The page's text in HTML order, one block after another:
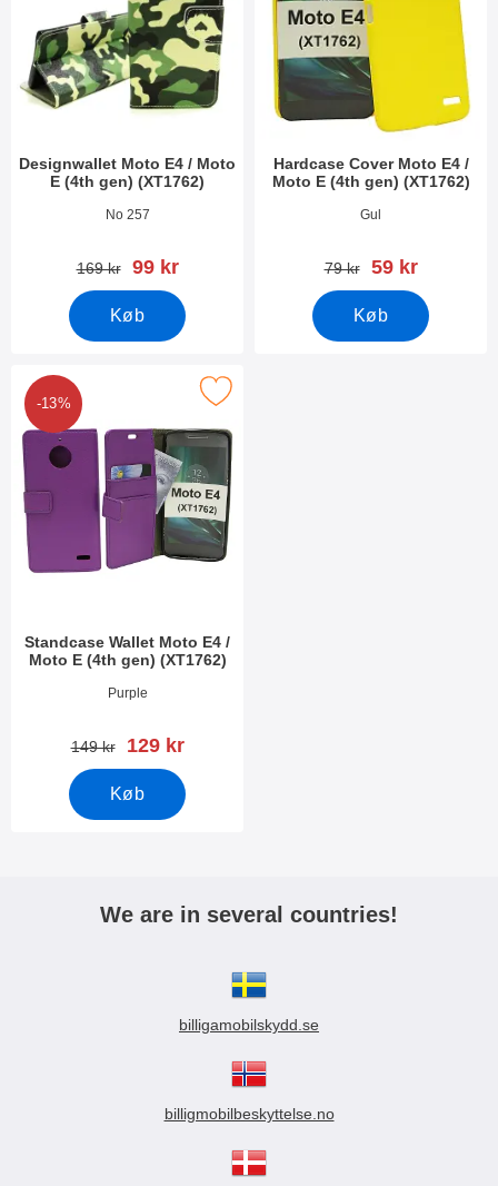
Designwallet Moto E4 / Moto
E (4th gen) (XT1762)
Varenr 24334No 257
pris
169 kr pris
99 kr
Køb
Hardcase Cover Moto E4 /
Moto E (4th gen) (XT1762)
Varenr 24359Gul
pris
79 kr pris
59 kr
Køb
-13%
Standcase Wallet Moto E4 /
Moto E (4th gen) (XT1762)
Varenr 24345Purple
pris
149 kr pris
129 kr
Køb
Wallet Moto E4 / Moto E (4th gen) (XT1762) som
We are in several countries!
billigamobilskydd.se
billigmobilbeskyttelse.no